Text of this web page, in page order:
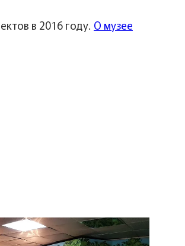
в 2016 году. О музее